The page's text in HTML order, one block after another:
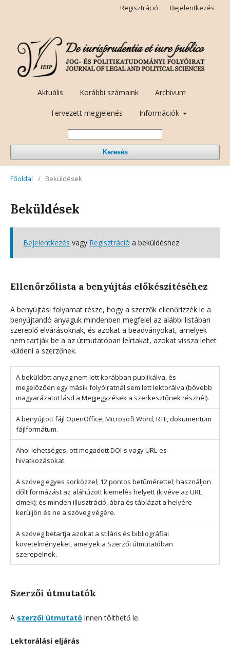
Aktuális Korábbi számaink Archívum
Tervezett megjelenés Információk
Keresés
Regisztráció Bejelentkezés
Főoldal / Beküldések
Beküldések
Bejelentkezés vagy Regisztráció a beküldéshez.
Ellenőrzőlista a benyújtás előkészítéséhez
A benyújtási folyamat része, hogy a szerzők ellenőrizzék le a
benyújtandó anyaguk mindenben megfelel az alábbi listában
szereplő elvárásoknak, és azokat a beadványokat, amelyek
nem tartják be a az útmutatóban leírtakat, azokat vissza lehet
küldeni a szerzőnek.
A beküldött anyag nem lett korábban publikálva, és
megelőzően egy másik folyóiratnál sem lett lektorálva (bővebb
magyarázatot lásd a Megjegyzések a szerkesztőnek résznél).
A benyújtott fájl OpenOffice, Microsoft Word, RTF, dokumentum
fájlformátum.
Ahol lehetséges, ott megadott DOI-s vagy URL-es
hivatkozásokat.
A szöveg egyes sorközzel; 12 pontos betűmérettel; használjon
dőlt formázást az aláhúzott kiemelés helyett (kivéve az URL
címek); és minden illusztráció, ábra és táblázat a helyére
kerüljön és ne a szöveg végére.
A szöveg betartja azokat a stiláris és bibliográfiai
követelményeket, amelyek a Szerzői útmutatóban
szerepelnek.
Szerzői útmutatók
A szerzői útmutató innen tölthető le.
Lektorálási eljárás